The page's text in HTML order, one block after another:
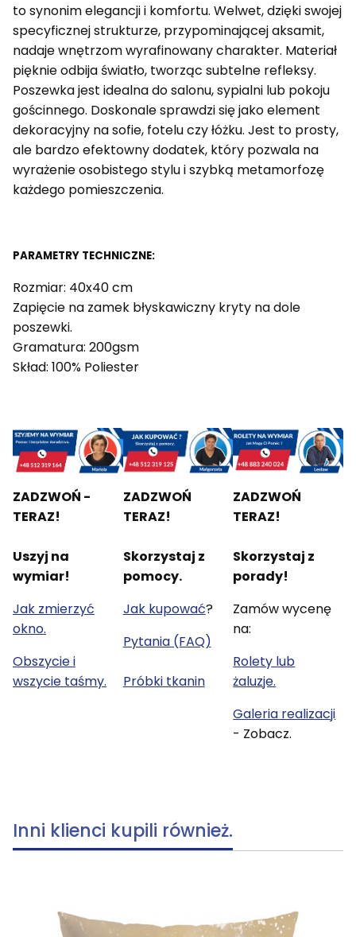
to synonim elegancji i komfortu. Welwet, dzięki swojej
specyficznej strukturze, przypominającej aksamit,
nadaje wnętrzom wyrafinowany charakter. Materiał
pięknie odbija światło, tworząc subtelne refleksy.
Poszewka jest idealna do salonu, sypialni lub pokoju
gościnnego. Doskonale sprawdzi się jako element
dekoracyjny na sofie, fotelu czy łóżku. Jest to prosty,
ale bardzo efektowny dodatek, który pozwala na
wyrażenie osobistego stylu i szybką metamorfozę
każdego pomieszczenia.
PARAMETRY TECHNICZNE:
Rozmiar: 40x40 cm
Zapięcie na zamek błyskawiczny kryty na dole
poszewki.
Gramatura: 200gsm
Skład: 100% Poliester
ZADZWOŃ -
TERAZ!
Uszyj na
wymiar!
Jak zmierzyć
okno.
Obszycie i
wszycie taśmy.
ZADZWOŃ
TERAZ!
Skorzystaj z
pomocy.
Jak kupować?
Pytania (FAQ)
Próbki tkanin
ZADZWOŃ
TERAZ!
Skorzystaj z
porady!
Zamów wycenę
na:
Rolety lub
żaluzje.
Galeria realizacji
- Zobacz.
Inni klienci kupili również.